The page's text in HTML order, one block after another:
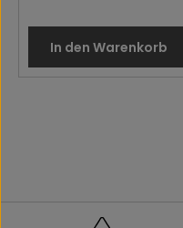
In den Warenkorb